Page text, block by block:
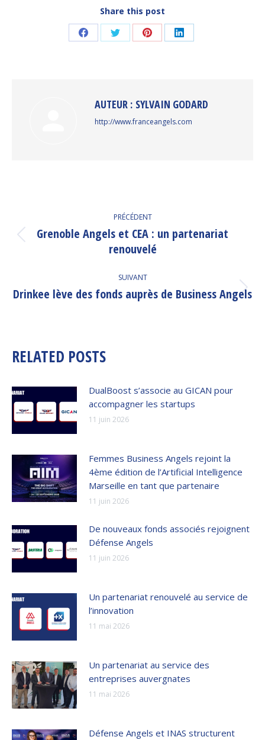
Share this post
PartagerPartagerPartagerPartager
AUTEUR : SYLVAIN GODARD
http://www.franceangels.com
ARTICLE
PRÉCÉDENT
Article
précédent
Grenoble Angels et CEA : un partenariat
renouvelé
SUIVANT
Article
Drinkee lève des fonds auprès de Business Angels
RELATED POSTS
DualBoost s’associe au GICAN pour
accompagner les startups
11 juin 2026
Femmes Business Angels rejoint la
4ème édition de l’Artificial Intelligence
Marseille en tant que partenaire
11 juin 2026
De nouveaux fonds associés rejoignent
Défense Angels
11 juin 2026
Un partenariat renouvelé au service de
l’innovation
11 mai 2026
Un partenariat au service des
entreprises auvergnates
11 mai 2026
Défense Angels et INAS structurent